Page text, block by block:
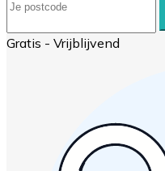
Gratis - Vrijblijvend